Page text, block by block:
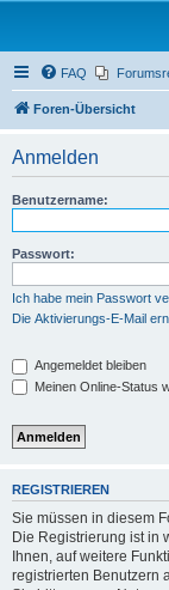
FAQ
Foren-Übersicht
Anmelden
Benutzername:
Passwort:
Ich habe mein Passwort
Die Aktivierungs-E-Mail
Angemeldet bleiben
Meinen Online-Status
REGISTRIEREN
Sie müssen in diesem
Die Registrierung ist in
Ihnen, auf weitere
registrierten Benutzern